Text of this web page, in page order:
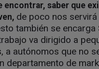
encontrar, saber que
de poco nos
también se encarga
va dirigido a
a autónomos que no
departamento de